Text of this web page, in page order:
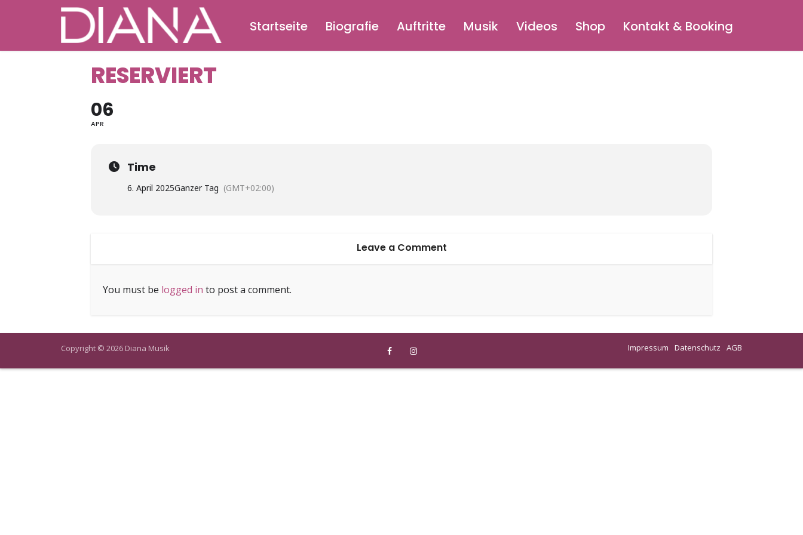
Startseite Biografie Auftritte Musik Videos Shop Kontakt & Booking
RESERVIERT
06
APR
Time
6. April 2025Ganzer Tag (GMT+02:00)
Leave a Comment
You must be logged in to post a comment.
Copyright © 2026 Diana Musik Impressum Datenschutz AGB